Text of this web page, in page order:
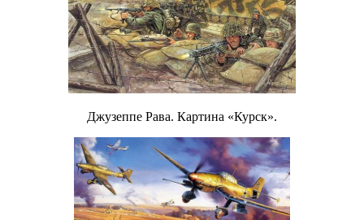
Джузеппе Рава. Картина «Курск».